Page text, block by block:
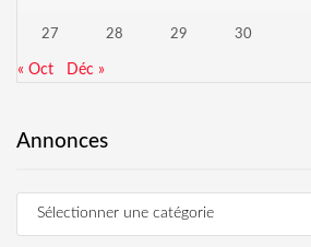
27 28 29 30
« Oct Déc »
Annonces